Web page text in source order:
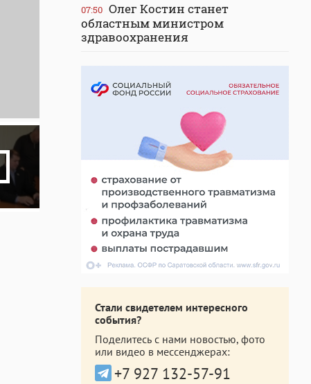
07:50 Олег Костин станет
областным министром
здравоохранения
Стали свидетелем интересного
события?
Поделитесь с нами новостью, фото
или видео в мессенджерах:
+7 927 132-57-91